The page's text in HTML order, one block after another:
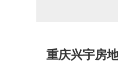
重庆兴宇房